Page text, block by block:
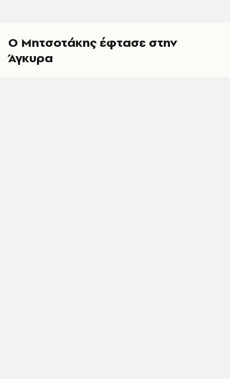
O Μητσοτάκης έφτασε στην
Άγκυρα